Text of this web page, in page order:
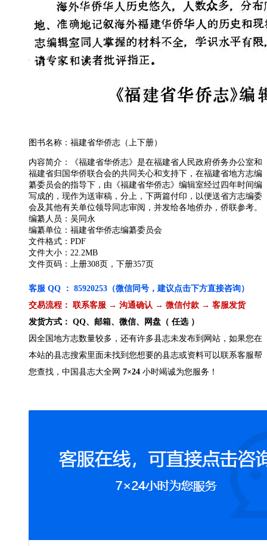
图书名称：福建省华侨志（上下册）
内容简介：《福建省华侨志》是在福建省人民政府侨务办公室和
福建省归国华侨联合会的共同关心和支持下，在福建省地方志编
纂委员会的指导下，由《福建省华侨志》编辑室经过四年时间编
写成的，现作为送审稿，分上，下两篇付印，以便送省方志编委
会及其他有关单位领导同志审阅，并发给各地侨办，侨联参考。
编纂人员：吴同永
编纂单位：福建省华侨志编纂委员会
文件格式：PDF
文件大小：22.2MB
文件页码：上册308页，下册357页
客服 QQ ： 85920253（微信同号，建议点击下方直接咨询）
交易流程： 联系客服 → 沟通确认 → 微信付款 → 客服发货
发货方式： QQ、邮箱、微信、网盘（ 任选 ）
因全国地方志数量较多，还有许多县志未发布到网站，如果您在
本站的县志搜索里面未找到您想要的县志或资料可以联系客服帮
您查找，中国县志大全网 7×24 小时竭诚为您服务！